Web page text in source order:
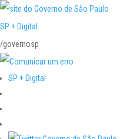
SP + Digital
/governosp
SP + Digital